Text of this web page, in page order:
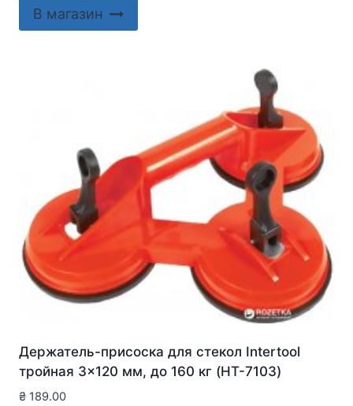
В магазин
Держатель-присоска для стекол Intertool
тройная 3×120 мм, до 160 кг (HT-7103)
₴ 189.00